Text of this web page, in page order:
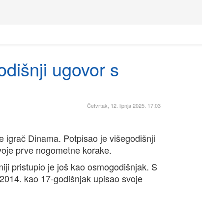
ugovor s
Četvrtak, 12. lipnja 2025. 17:03
igrač Dinama. Potpisao je višegodišnji
prve nogometne korake.
pristupio je još kao osmogodišnjak. S
kao 17-godišnjak upisao svoje